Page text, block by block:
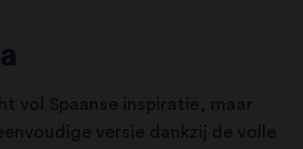
vol Spaanse inspiratie, maar
versie dankzij de volle